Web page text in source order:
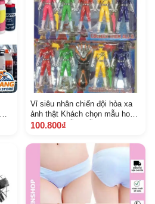
Vỉ siêu nhân chiến đội hỏa xa
ảnh thật Khách chọn mẫu hoặc
shop gửi mẫu ngẫu nhiên
100.800₫